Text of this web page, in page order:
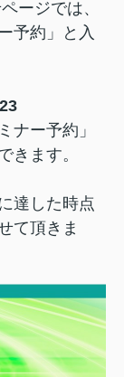
では、
予約」と入
予約」
きます。
達した時点
て頂きま